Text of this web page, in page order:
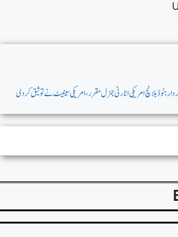
امریکی اٹارنی جنرل مقرر،امریکی سینیٹ نے توثیق کردی